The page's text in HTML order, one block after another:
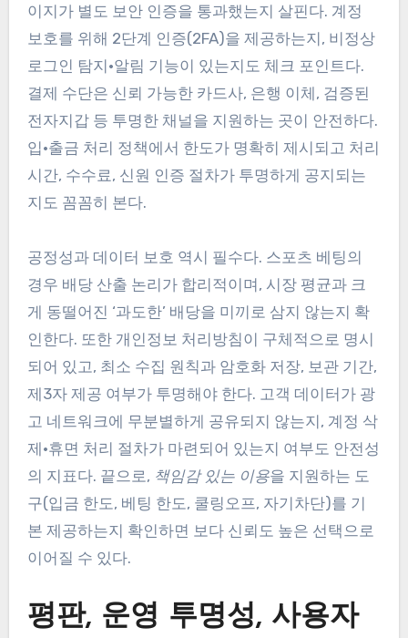
이지가 별도 보안 인증을 통과했는지 살핀다. 계정
보호를 위해 2단계 인증(2FA)을 제공하는지, 비정상
로그인 탐지·알림 기능이 있는지도 체크 포인트다.
결제 수단은 신뢰 가능한 카드사, 은행 이체, 검증된
전자지갑 등 투명한 채널을 지원하는 곳이 안전하다.
입·출금 처리 정책에서 한도가 명확히 제시되고 처리
시간, 수수료, 신원 인증 절차가 투명하게 공지되는
지도 꼼꼼히 본다.
공정성과 데이터 보호 역시 필수다. 스포츠 베팅의
경우 배당 산출 논리가 합리적이며, 시장 평균과 크
게 동떨어진 ‘과도한’ 배당을 미끼로 삼지 않는지 확
인한다. 또한 개인정보 처리방침이 구체적으로 명시
되어 있고, 최소 수집 원칙과 암호화 저장, 보관 기간,
제3자 제공 여부가 투명해야 한다. 고객 데이터가 광
고 네트워크에 무분별하게 공유되지 않는지, 계정 삭
제·휴면 처리 절차가 마련되어 있는지 여부도 안전성
의 지표다. 끝으로, 책임감 있는 이용을 지원하는 도
구(입금 한도, 베팅 한도, 쿨링오프, 자기차단)를 기
본 제공하는지 확인하면 보다 신뢰도 높은 선택으로
이어질 수 있다.
평판, 운영 투명성, 사용자